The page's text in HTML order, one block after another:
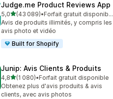
Judge.me Product Reviews App
5,0étoile(s) sur 5
(43 089)
43089 avis au total
•
Forfait gratuit disponible
Avis de produits illimités, y compris les
avis photo et vidéo
Built for Shopify
Junip: Avis Clients & Produits
4,8étoile(s) sur 5
(1 080)
1080 avis au total
•Forfait gratuit disponible
Obtenez plus d'avis produits & avis
clients, avec avis photos